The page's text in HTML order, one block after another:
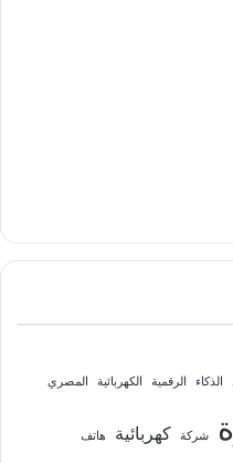
الذكاء الرقمية الكهربائية المصري
شركة كهربائية هاتف